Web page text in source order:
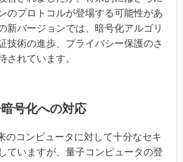
のプロトコルが登場する可能性があ
新バージョンでは、暗号化アルゴリ
技術の進歩、プライバシー保護のさ
されています。
号化への対応
のコンピュータに対して十分なセキ
ていますが、量子コンピュータの登